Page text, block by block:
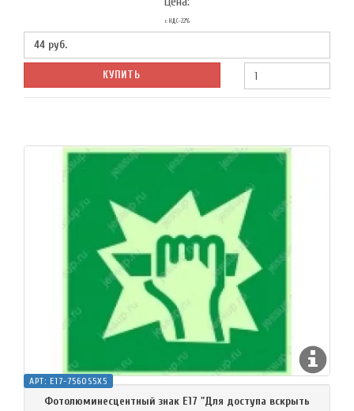
с НДС-22%
44 руб.
КУПИТЬ
АРТ: E17-7560S5X5
Фотолюминесцентный знак Е17 "Для доступа вскрыть